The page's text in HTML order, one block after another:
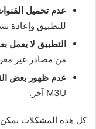
عدم تحميل
للتطبيق وإعادة
التطبيق لا يعمل
من مصادر غير
عدم ظهور بعض
M3U آخر.
كل هذه المشكلات يمكن